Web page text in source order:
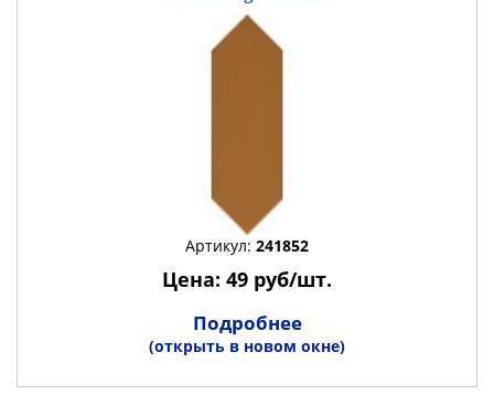
Артикул: 241852
Цена: 49 руб/шт.
Подробнее
(открыть в новом окне)